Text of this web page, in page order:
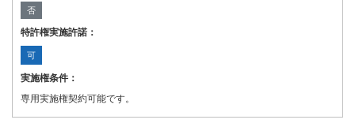
否
特許権実施許諾：
可
実施権条件：
専用実施権契約可能です。